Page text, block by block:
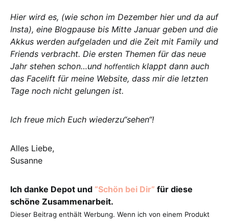
Hier wird es, (wie schon im Dezember hier und da auf
Insta), eine Blogpause bis Mitte Januar geben und die
Akkus werden aufgeladen und die Zeit mit Family und
Friends verbracht. Die ersten Themen für das neue
Jahr stehen schon…und hoffentlich klappt dann auch
das Facelift für meine Website, dass mir die letzten
Tage noch nicht gelungen ist.
Ich freue mich Euch wiederzu“sehen“!
Alles Liebe,
Susanne
Ich danke Depot und “Schön bei Dir” für diese
schöne Zusammenarbeit.
Dieser Beitrag enthält Werbung. Wenn ich von einem Produkt